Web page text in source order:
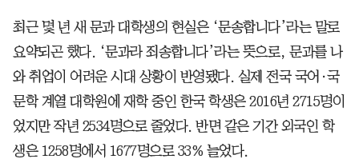
최근 몇 년 새 문과 대학생의 현실은 ‘문송합니다’라는 말로
요약되곤 했다. ‘문과라 죄송합니다’라는 뜻으로, 문과를 나
와 취업이 어려운 시대 상황이 반영됐다. 실제 전국 국어·국
문학 계열 대학원에 재학 중인 한국 학생은 2016년 2715명이
었지만 작년 2534명으로 줄었다. 반면 같은 기간 외국인 학
생은 1258명에서 1677명으로 33% 늘었다.